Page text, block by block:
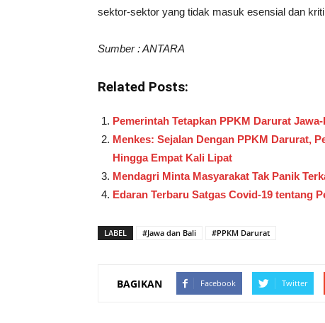
sektor-sektor yang tidak masuk esensial dan
Sumber : ANTARA
Related Posts:
Pemerintah Tetapkan PPKM Darurat
Menkes: Sejalan Dengan PPKM Darurat,
Hingga Empat Kali Lipat
Mendagri Minta Masyarakat Tak Panik
Edaran Terbaru Satgas Covid-19 tentang
LABEL #Jawa dan Bali #PPKM Darurat
BAGIKAN Facebook Twitter